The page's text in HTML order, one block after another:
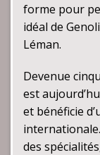
forme pour
idéal de
Léman.
Devenue
est
et bénéficie
des